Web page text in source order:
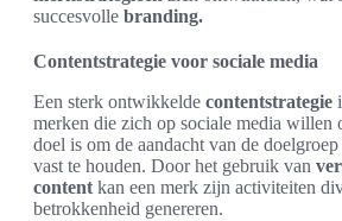
succesvolle branding.
Contentstrategie voor sociale media
Een sterk ontwikkelde contentstrategie
merken die zich op sociale media willen
doel is om de aandacht van de
vast te houden. Door het gebruik van
content kan een merk zijn activiteiten
betrokkenheid genereren.